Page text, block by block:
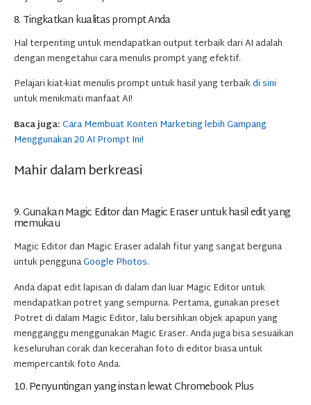
8. Tingkatkan kualitas prompt Anda
Hal terpenting untuk mendapatkan output terbaik dari AI adalah
dengan mengetahui cara menulis prompt yang efektif.
Pelajari kiat-kiat menulis prompt untuk hasil yang terbaikdi sini
untuk menikmati manfaat AI!
Baca juga:Cara Membuat Konten Marketing lebih Gampang
Menggunakan 20 AI Prompt Ini!
Mahir dalam berkreasi
9. Gunakan Magic Editor dan Magic Eraser untuk hasil edit yang
memukau
Magic Editor dan Magic Eraser adalah fitur yang sangat berguna
untuk penggunaGoogle Photos.
Anda dapat edit lapisan di dalam dan luar Magic Editor untuk
mendapatkan potret yang sempurna. Pertama, gunakan preset
Potret di dalam Magic Editor, lalu bersihkan objek apapun yang
mengganggu menggunakan Magic Eraser. Anda juga bisa sesuaikan
keseluruhan corak dan kecerahan foto di editor biasa untuk
mempercantik foto Anda.
10. Penyuntingan yang instan lewat Chromebook Plus